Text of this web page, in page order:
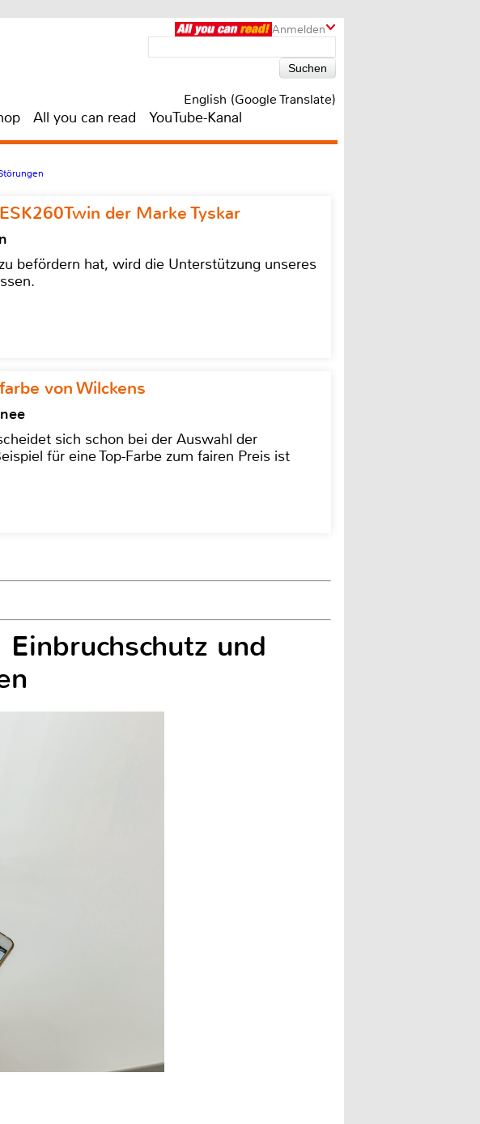
Anmelden
English (Google Translate)
All you can read YouTube-Kanal
der Marke Tyskar
befördern hat, wird die Unterstützung unseres
von Wilckens
sich schon bei der Auswahl der
für eine Top-Farbe zum fairen Preis ist
und